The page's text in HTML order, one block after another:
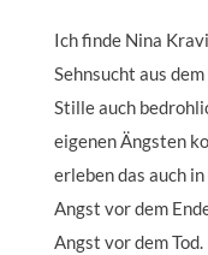
Ich finde Nina
Sehnsucht aus
Stille auch
eigenen Ängsten
erleben das auch
Angst vor dem
Angst vor dem Tod.